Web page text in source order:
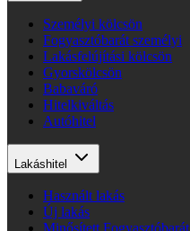
Személyi kölcsön
Fogyasztóbarát személyi
Lakásfelújítási kölcsön
Gyorskölcsön
Babaváró
Hitelkiváltás
Autóhitel
Lakáshitel
Használt lakás
Új lakás
Minősített Fogyasztóbarát